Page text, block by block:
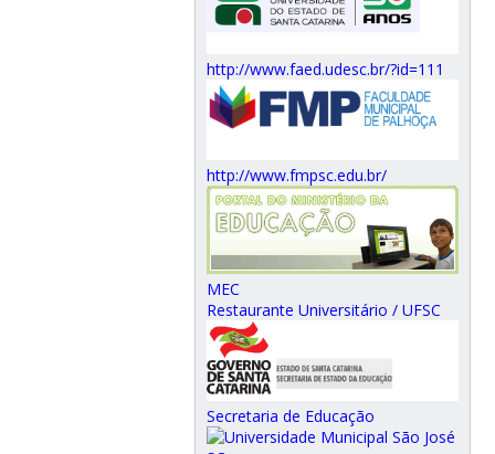
http://www.faed.udesc.br/?id=111
http://www.fmpsc.edu.br/
MEC
Restaurante Universitário / UFSC
Secretaria de Educação